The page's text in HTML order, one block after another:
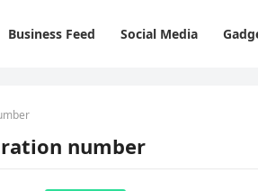
Business Feed Social Media
number